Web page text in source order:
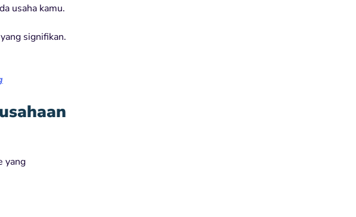
usaha kamu.
signifikan.
yang